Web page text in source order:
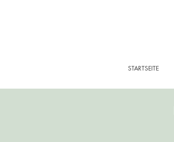
STARTSEITE